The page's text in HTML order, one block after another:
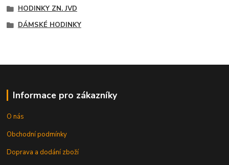
HODINKY ZN. JVD
DÁMSKÉ HODINKY
Informace pro zákazníky
O nás
Obchodní podmínky
Doprava a dodání zboží